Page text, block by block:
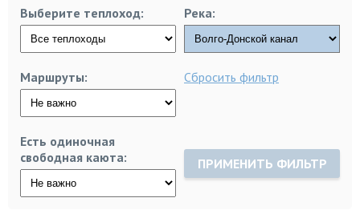
Выберите теплоход: Река:
Маршруты: Сбросить фильтр
Есть одиночная
свободная каюта:
ПРИМЕНИТЬ ФИЛЬТР